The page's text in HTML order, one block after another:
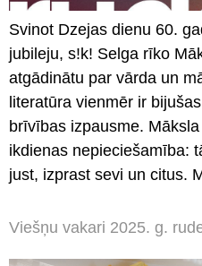
Svinot Dzejas dienu 60.
jubileju, s!k! Selga rīko
atgādinātu par vārda un
literatūra vienmēr ir
brīvības izpausme.
ikdienas nepieciešamība:
just, izprast sevi un citus.
Viešņu vakari 2025. g.